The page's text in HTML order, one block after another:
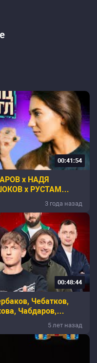
00:41:54
х НАДЯ
х РУСТАМ
3 года назад
00:48:44
Чебатков,
Чабдаров,
5 лет назад